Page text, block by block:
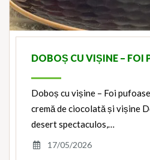
DOBOȘ CU VIȘINE – FOI
Doboș cu vișine – Foi
cremă de ciocolată și vișine
desert spectaculos,…
17/05/2026